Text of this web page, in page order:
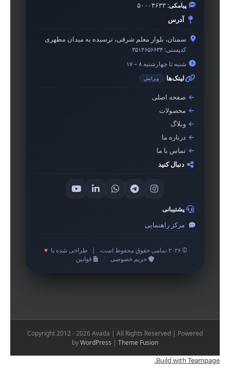
پیامکی:۵۰۰۰۴۶۳۳
آدرس
سمنان، بلوار معلم شرقی، نرسیده به میدان مطهری
کدپستی: ۳۵۱۴۶۵۶۶۳۴
شنبه تا چهارشنبه ۸ – ۱۷
لینک‌ها ویرایش
صفحه اصلی
محصولات
وبلاگ
درباره ما
تماس با ما
دنبال کنید
پشتیبانی
مرکز راهنمایی
© ۲۰۲۶ تمامی حقوق محفوظ است. طراحی شده با ♥
حریم خصوصی
قوانین
Copyright 2012 - 2026 Avada | All Rights Reserved | Powered
byWordPress | Theme Fusion
Build with Teampage
.